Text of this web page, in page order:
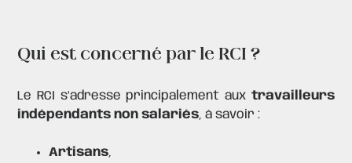
Qui est concerné par le RCI ?
Le RCI s’adresse principalement aux travailleurs
indépendants non salariés, à savoir :
Artisans,